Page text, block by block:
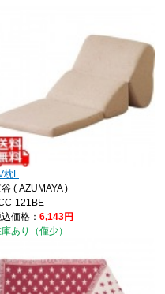
枕L
( AZUMAYA )
121BE
価格： 6,143円
あり（僅少）